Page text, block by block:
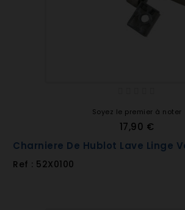
Soyez le premier à noter
17,90 €
Charniere De Hublot Lave Linge
Ref : 52X0100